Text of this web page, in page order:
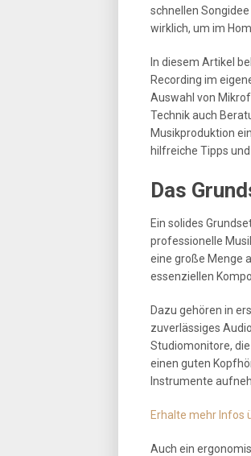
schnellen
wirklich, um im
In diesem Artikel
Recording im
Auswahl von
Technik auch
Musikproduktion
hilfreiche Tipps
Das
Ein solides
professionelle
eine große Menge
essenziellen
Dazu gehören in
zuverlässiges
Studiomonitore,
einen guten
Instrumente
Erhalte mehr Infos
Auch ein